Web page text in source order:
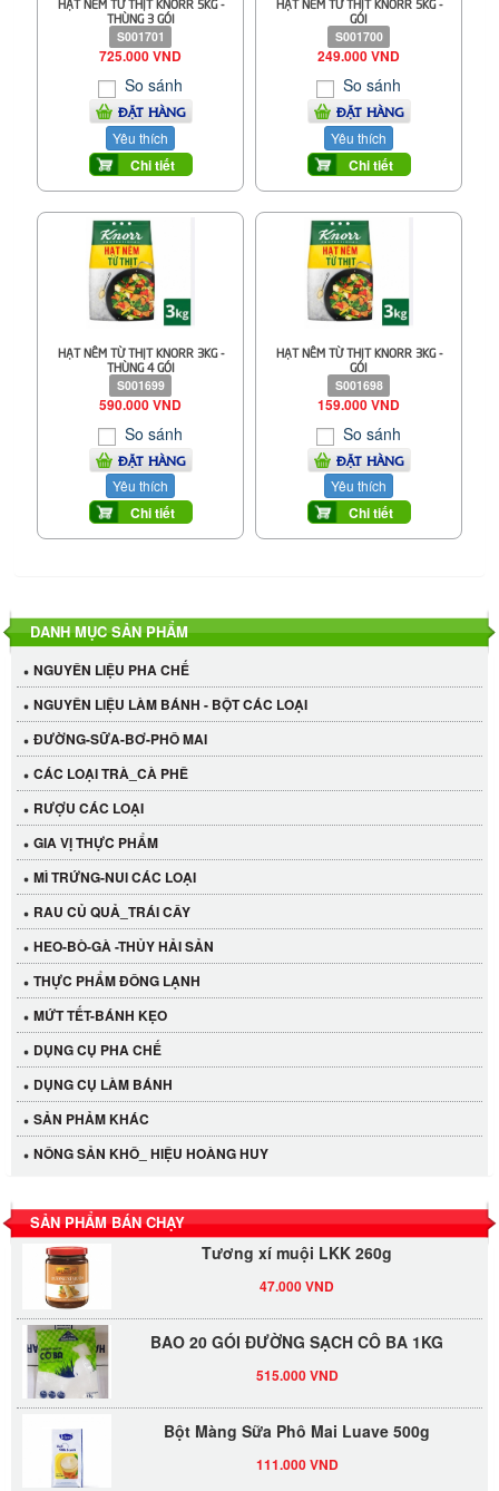
THÙNG 3 GÓI
S001701
725.000 VND
So sánh
ĐẶT HÀNG
Yêu thích
Chi tiết
GÓI
S001700
249.000 VND
So sánh
ĐẶT HÀNG
Yêu thích
Chi tiết
HẠT NÊM TỪ THỊT KNORR 3KG -
THÙNG 4 GÓI
S001699
590.000 VND
So sánh
ĐẶT HÀNG
Yêu thích
Chi tiết
HẠT NÊM TỪ THỊT KNORR 3KG -
GÓI
S001698
159.000 VND
So sánh
ĐẶT HÀNG
Yêu thích
Chi tiết
DANH MỤC SẢN PHẨM
NGUYÊN LIỆU PHA CHẾ
NGUYÊN LIỆU LÀM BÁNH - BỘT CÁC LOẠI
ĐƯỜNG-SỮA-BƠ-PHÔ MAI
CÁC LOẠI TRÀ_CÀ PHÊ
RƯỢU CÁC LOẠI
GIA VỊ THỰC PHẨM
MÌ TRỨNG-NUI CÁC LOẠI
RAU CỦ QUẢ_TRÁI CÂY
HEO-BÒ-GÀ -THỦY HẢI SẢN
THỰC PHẨM ĐÔNG LẠNH
MỨT TẾT-BÁNH KẸO
DỤNG CỤ PHA CHẾ
DỤNG CỤ LÀM BÁNH
SẢN PHẢM KHÁC
NÔNG SẢN KHÔ_ HIỆU HOÀNG HUY
SẢN PHẨM BÁN CHẠY
Cần Tây Đà Lạt
40.000 VND
LỐC 12 HỦ Tương xí muội LKK 260g
Tương xí muội LKK 260g
BAO 20 GÓI ĐƯỜNG SẠCH CÔ BA 1KG
Bột Màng Sữa Phô Mai Luave 500g